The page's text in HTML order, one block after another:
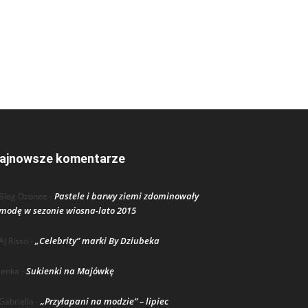
komentarze
Blog Ozonee - Pastele i barwy ziemi zdominowały
w sezonie wiosna-lato 2015
Risso -„Celebrity” marki By Dziubeka
lenka - Sukienki na Majówkę
Gabriella -„Przyłapani na modzie” – lipiec